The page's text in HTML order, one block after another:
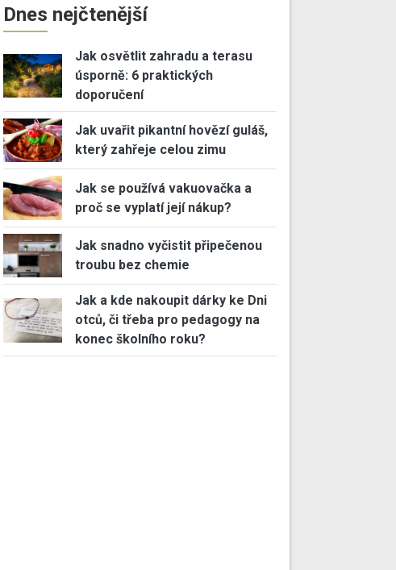
Dnes nejčtenější
Jak osvětlit zahradu a terasu
úsporně: 6 praktických
doporučení
Jak uvařit pikantní hovězí guláš,
který zahřeje celou zimu
Jak se používá vakuovačka a
proč se vyplatí její nákup?
Jak snadno vyčistit připečenou
troubu bez chemie
Jak a kde nakoupit dárky ke Dni
otců, či třeba pro pedagogy na
konec školního roku?